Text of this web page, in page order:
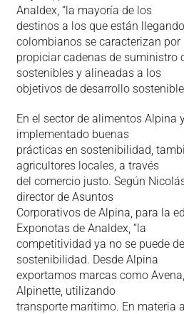
Analdex, “la mayoría de los
destinos a los que están
colombianos se caracterizan por
propiciar cadenas de suministro
sostenibles y alineadas a los
objetivos de desarrollo
En el sector de alimentos Alpina
implementado buenas
prácticas en sostenibilidad,
agricultores locales, a través
del comercio justo. Según
director de Asuntos
Corporativos de Alpina, para la
Exponotas de Analdex, “la
competitividad ya no se puede
sostenibilidad. Desde Alpina
exportamos marcas como
Alpinette, utilizando
transporte marítimo. En materia